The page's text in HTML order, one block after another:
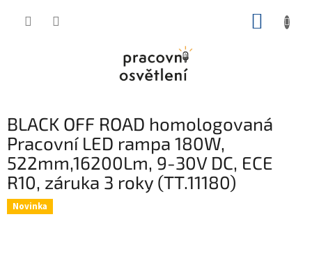
BLACK OFF ROAD homologovaná
Pracovní LED rampa 180W,
522mm,16200Lm, 9-30V DC, ECE
R10, záruka 3 roky (TT.11180)
Novinka